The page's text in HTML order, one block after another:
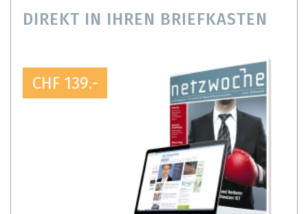
DIREKT IN IHREN BRIEFKASTEN
CHF 139.-